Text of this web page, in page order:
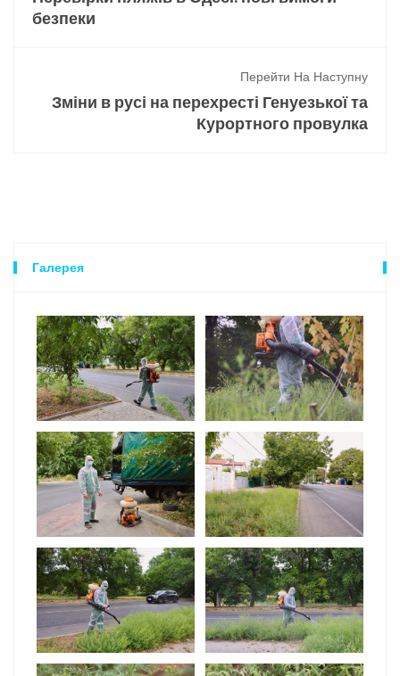
безпеки
Перейти На Наступну
Зміни в русі на перехресті Генуезької та
Курортного провулка
Галерея